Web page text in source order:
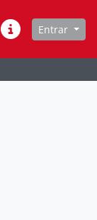
Atalhos Entrar